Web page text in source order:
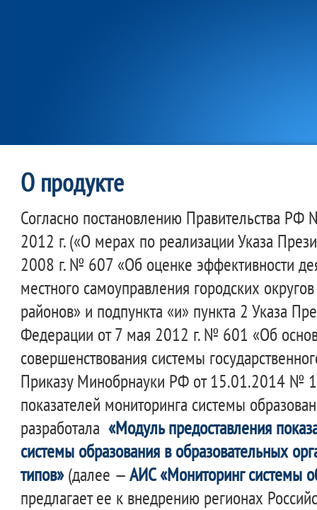
О продукте
Согласно постановлению Правительства
2012 г. («О мерах по реализации Указа
2008 г. № 607 «Об оценке эффективности
местного самоуправления городских
районов» и подпункта «и» пункта 2 Указа
Федерации от 7 мая 2012 г. № 601 «Об
совершенствования системы
Приказу Минобрнауки РФ от 15.01.2014 №
показателей мониторинга системы
разработала«Модуль предоставления
системы образования в образовательных
типов»(далее —АИС «Мониторинг системы
предлагает ее к внедрению регионах